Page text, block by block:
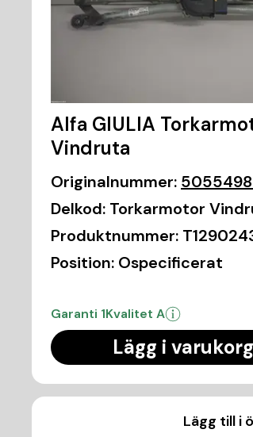
Alfa GIULIA
Vindruta
Originalnummer:
Delkod: Torkarmotor
Produktnummer:
Position: Ospecificerat
Garanti 1Kvalitet A
Lägg i
Lägg till i